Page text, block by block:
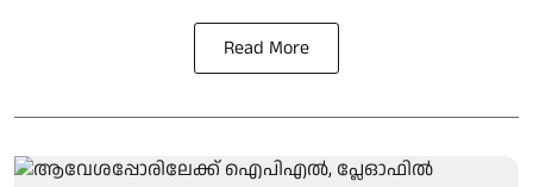
Read More